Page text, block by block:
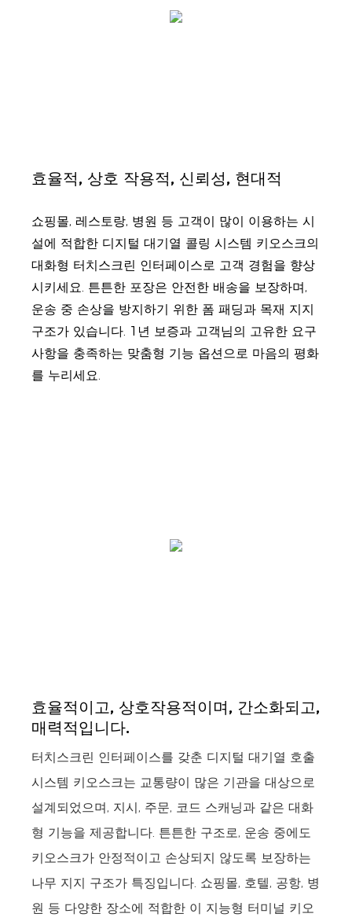
효율적, 상호 작용적, 신뢰성, 현대적
쇼핑몰, 레스토랑, 병원 등 고객이 많이 이용하는 시
설에 적합한 디지털 대기열 콜링 시스템 키오스크의
대화형 터치스크린 인터페이스로 고객 경험을 향상
시키세요. 튼튼한 포장은 안전한 배송을 보장하며,
운송 중 손상을 방지하기 위한 폼 패딩과 목재 지지
구조가 있습니다. 1년 보증과 고객님의 고유한 요구
사항을 충족하는 맞춤형 기능 옵션으로 마음의 평화
를 누리세요.
효율적이고, 상호작용적이며, 간소화되고,
매력적입니다.
터치스크린 인터페이스를 갖춘 디지털 대기열 호출
시스템 키오스크는 교통량이 많은 기관을 대상으로
설계되었으며, 지시, 주문, 코드 스캐닝과 같은 대화
형 기능을 제공합니다. 튼튼한 구조로, 운송 중에도
키오스크가 안정적이고 손상되지 않도록 보장하는
나무 지지 구조가 특징입니다. 쇼핑몰, 호텔, 공항, 병
원 등 다양한 장소에 적합한 이 지능형 터미널 키오